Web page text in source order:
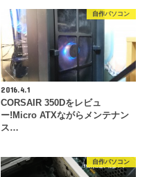
自作パソコン
2016.4.1
CORSAIR 350Dをレビュ
ー!Micro ATXながらメンテナン
ス…
自作パソコン